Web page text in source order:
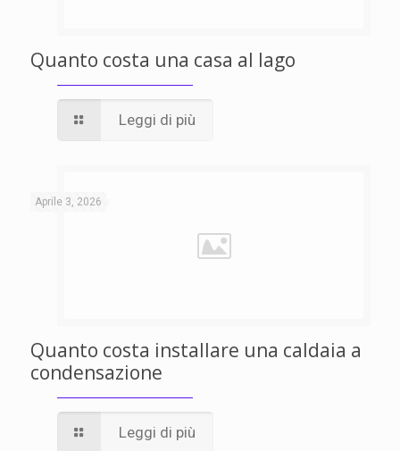
Quanto costa una casa al lago
Leggi di più
Aprile 3, 2026
Quanto costa installare una caldaia a
condensazione
Leggi di più